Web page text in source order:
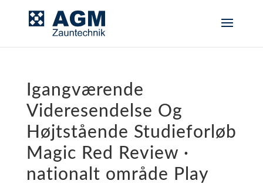
Igangværende
Videresendelse Og
Højtstående Studieforløb
Magic Red Review ·
nationalt område Play